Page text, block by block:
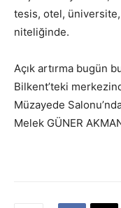
tesis, otel,
niteliğinde.
Açık artırma bugün
Bilkent’teki
Müzayede
Melek GÜNER